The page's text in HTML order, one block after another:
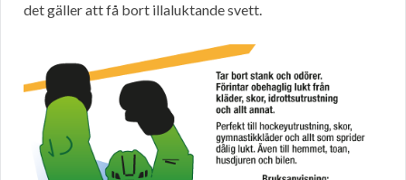
det gäller att få bort illaluktande svett.